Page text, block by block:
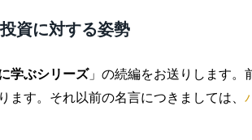
資に対する姿勢
学ぶシリーズ」の続編をお送りします。
ます。それ以前の名言につきましては、